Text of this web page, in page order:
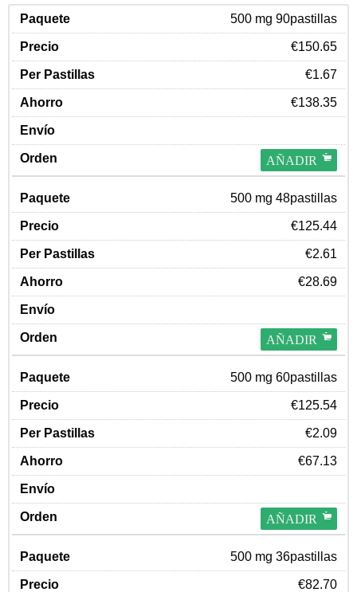
500 mg 90pastillas
€150.65
€1.67
€138.35
AÑADIR
500 mg 48pastillas
€125.44
€2.61
€28.69
AÑADIR
500 mg 60pastillas
€125.54
€2.09
€67.13
AÑADIR
500 mg 36pastillas
€82.70